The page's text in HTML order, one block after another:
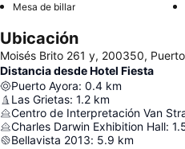
Mesa de billar
Ubicación
Moisés Brito 261 y, 200350,
Distancia desde Hotel Fiesta
Puerto Ayora: 0.4 km
Las Grietas: 1.2 km
Centro de Interpretación Van
Charles Darwin Exhibition Hall:
Bellavista 2013: 5.9 km